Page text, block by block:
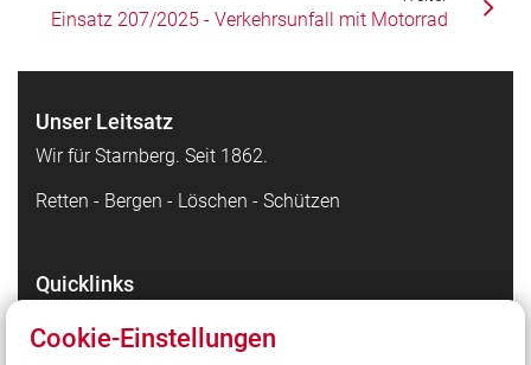
Einsatz 207/2025 - Verkehrsunfall mit Motorrad
Unser Leitsatz
Wir für Starnberg. Seit 1862.
Retten - Bergen - Löschen - Schützen
Quicklinks
Instagram - Bilder unserer Arbeit
Cookie-Einstellungen